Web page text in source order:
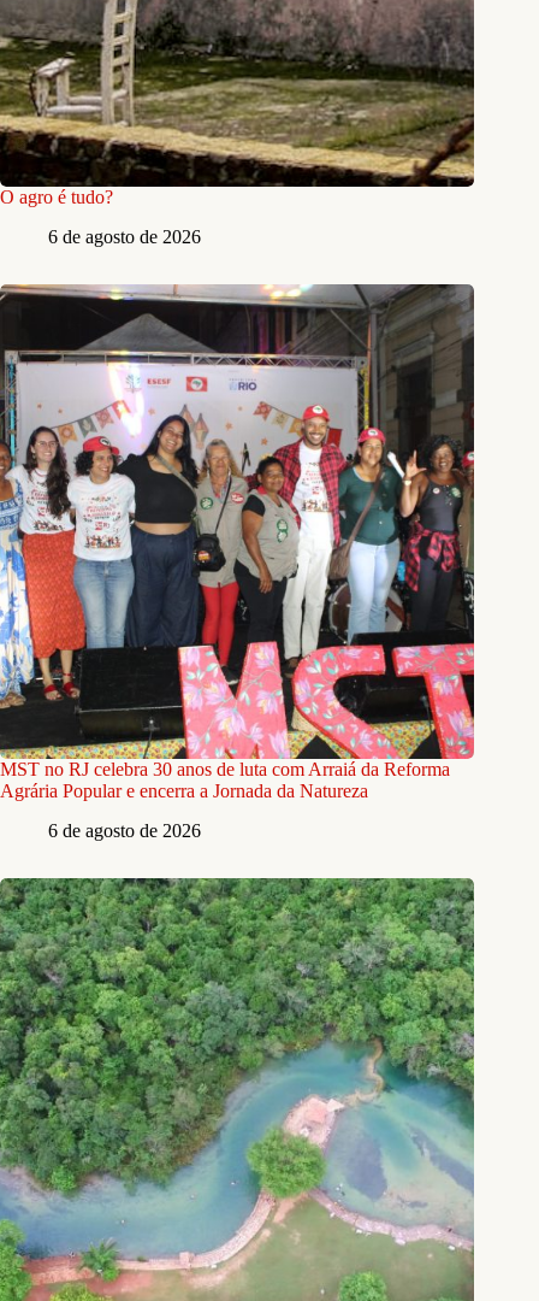
O agro é tudo?
6 de agosto de 2026
MST no RJ celebra 30 anos de luta com Arraiá da Reforma
Agrária Popular e encerra a Jornada da Natureza
6 de agosto de 2026